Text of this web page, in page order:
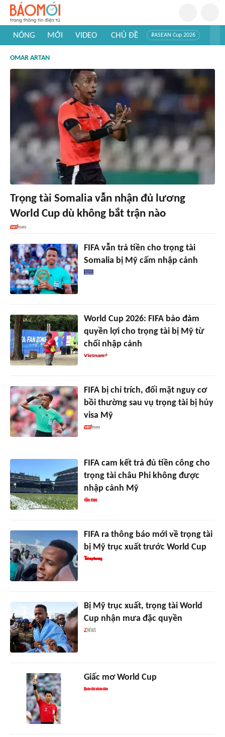
NÓNG MỚI VIDEO CHỦ ĐỀ #ASEAN Cup 2026
#Khám phá thế giới
OMAR ARTAN
Trọng tài Somalia vẫn nhận đủ lương
World Cup dù không bắt trận nào
FIFA vẫn trả tiền cho trọng tài
Somalia bị Mỹ cấm nhập cảnh
World Cup 2026: FIFA bảo đảm
quyền lợi cho trọng tài bị Mỹ từ
chối nhập cảnh
FIFA bị chỉ trích, đối mặt nguy cơ
bồi thường sau vụ trọng tài bị hủy
visa Mỹ
FIFA cam kết trả đủ tiền công cho
trọng tài châu Phi không được
nhập cảnh Mỹ
FIFA ra thông báo mới về trọng tài
bị Mỹ trục xuất trước World Cup
Bị Mỹ trục xuất, trọng tài World
Cup nhận mưa đặc quyền
Giấc mơ World Cup